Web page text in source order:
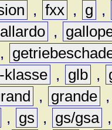
, fxx , g
,
,
,
klasse , glb ,
, grande
, gs , gs/gsa